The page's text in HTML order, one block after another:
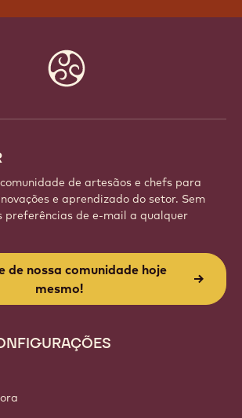
de artesãos e chefs para
e aprendizado do setor. Sem
preferências de e-mail a qualquer
de nossa comunidade hoje
mesmo!